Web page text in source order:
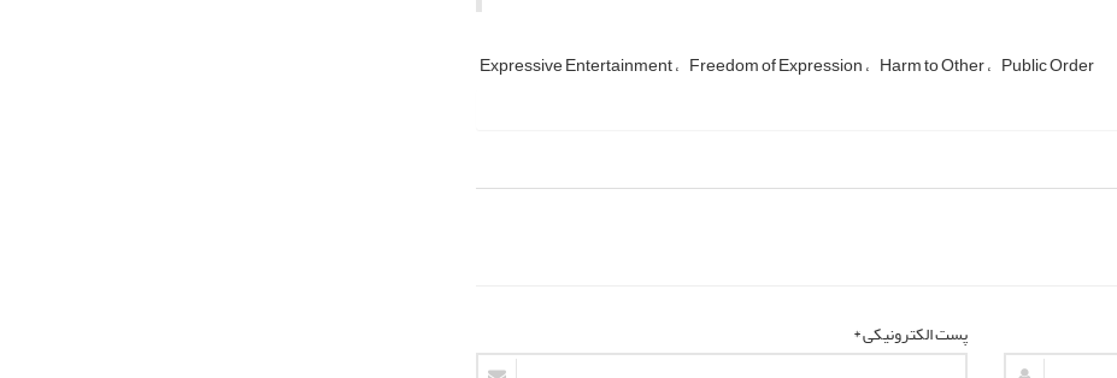
Expressive Entertainment Freedom of Expression Harm to Other Public Order
پست الکترونیکی *